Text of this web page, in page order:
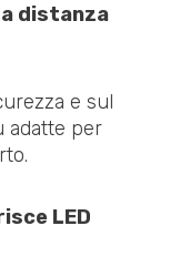
distanza
e sul
adatte per
LED